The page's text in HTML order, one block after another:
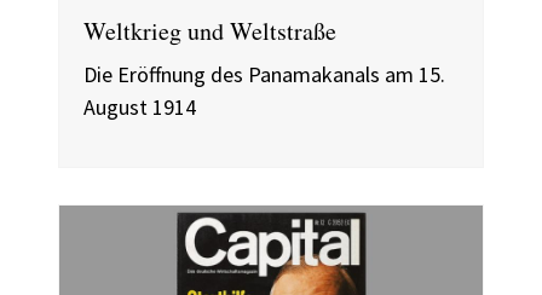
Weltkrieg und Weltstraße
Die Eröffnung des Panamakanals am 15.
August 1914